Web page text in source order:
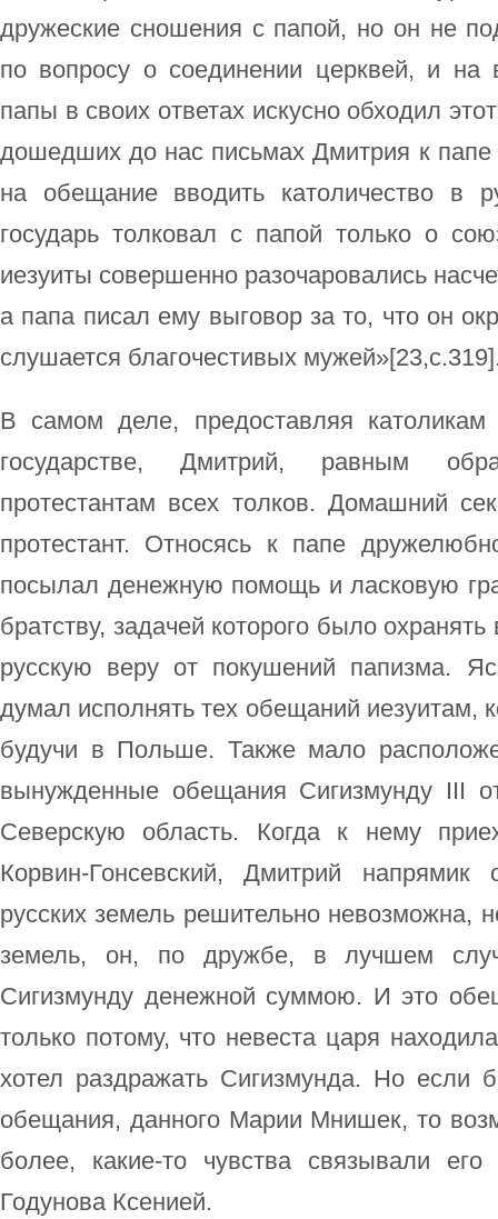
дружеские сношения с папой, но он не
по вопросу о соединении церквей, и на
папы в своих ответах искусно обходил
дошедших до нас письмах Дмитрия к папе
на обещание вводить католичество в
государь толковал с папой только о
иезуиты совершенно разочаровались
а папа писал ему выговор за то, что он
слушается благочестивых
В самом деле, предоставляя
государстве, Дмитрий, равным
протестантам всех толков. Домашний
протестант. Относясь к папе
посылал денежную помощь и ласковую
братству, задачей которого было охранять
русскую веру от покушений папизма.
думал исполнять тех обещаний иезуитам,
будучи в Польше. Также мало
вынужденные обещания Сигизмунду III
Северскую область. Когда к нему
Корвин-Гонсевский, Дмитрий
русских земель решительно невозможна,
земель, он, по дружбе, в лучшем
Сигизмунду денежной суммою. И это
только потому, что невеста царя
хотел раздражать Сигизмунда. Но если
обещания, данного Марии Мнишек, то
более, какие-то чувства связывали
Годунова Ксенией.